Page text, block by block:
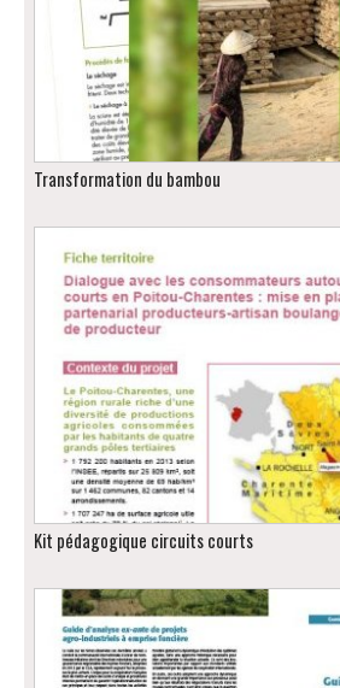
Transformation du bambou
Kit pédagogique circuits courts